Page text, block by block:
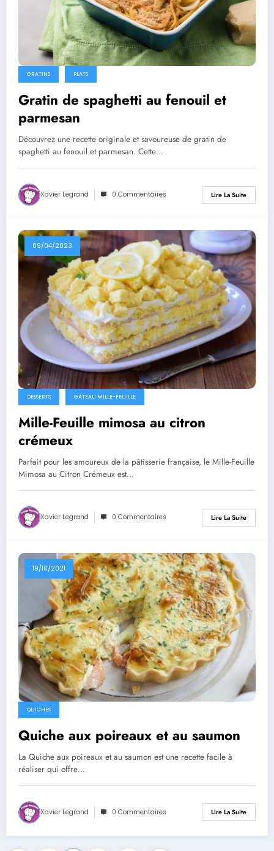
GRATINS PLATS
Gratin de spaghetti au fenouil et
parmesan
Découvrez une recette originale et savoureuse de gratin de
spaghetti au fenouil et parmesan. Cette…
Xavier Legrand 0 Commentaires Lire La Suite
09/04/2023
DESSERTS GÂTEAU MILLE-FEUILLE
Mille-Feuille mimosa au citron
crémeux
Parfait pour les amoureux de la pâtisserie française, le Mille-Feuille
Mimosa au Citron Crémeux est…
Xavier Legrand 0 Commentaires Lire La Suite
19/10/2021
QUICHES
Quiche aux poireaux et au saumon
La Quiche aux poireaux et au saumon est une recette facile à
réaliser qui offre…
Xavier Legrand 0 Commentaires Lire La Suite